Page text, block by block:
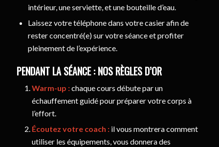
intérieur, une serviette, et une bouteille d’eau.
Laissez votre téléphone dans votre casier afin de
rester concentré(e) sur votre séance et profiter
pleinement de l’expérience.
PENDANT LA SÉANCE : NOS RÈGLES D’OR
Warm-up :chaque cours débute par un
échauffement guidé pour préparer votre corps à
l’effort.
Écoutez votre coach :il vous montrera comment
utiliser les équipements, vous donnera des